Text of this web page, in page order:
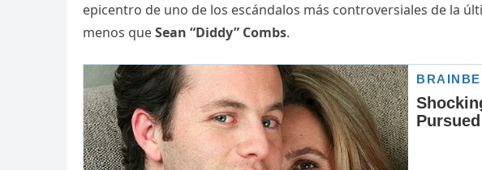
epicentro de uno de los escándalos más controversiales de la
menos queSean “Diddy” Combs.